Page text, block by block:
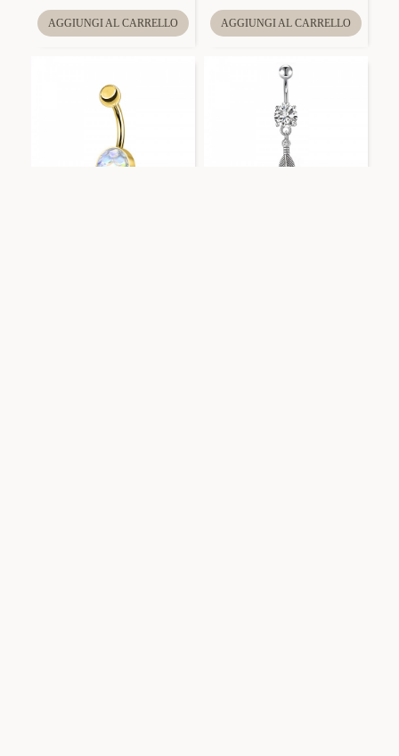
AGGIUNGI AL CARRELLO AGGIUNGI AL CARRELLO